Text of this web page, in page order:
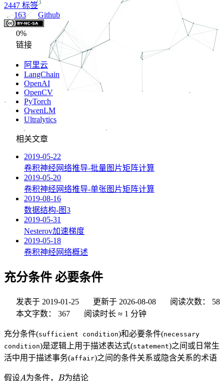
2447 标签
163
Github
0%
链接
阿里云
LangChain
OpenAI
OpenCV
PyTorch
QwenLM
Ultralytics
相关文章
2019-05-22
卷积神经网络推导-批量图片矩阵计算
2019-05-20
卷积神经网络推导-单张图片矩阵计算
2019-08-16
数据结构-图3
2019-05-31
Nesterov加速梯度
2019-05-18
卷积神经网络概述
充分条件 必要条件
发表于 2019-01-25 更新于 2026-08-08 阅读次数：
58
本文字数：
367 阅读时长 ≈ 1 分钟
充分条件(sufficient condition)和必要条件(necessary
condition)是逻辑上用于描述表达式(statement)之间或日常生
活中用于描述事务(affair)之间的条件关系或隐含关系的术语
假设 为条件， 为结论